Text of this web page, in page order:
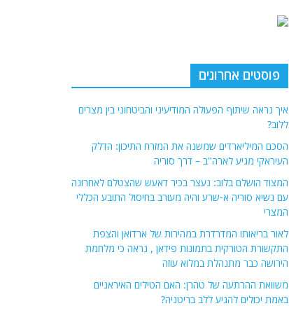
פוסטים אחרונים
איך נראה שיתוף הפעולה המודיעיני והביטחוני בין מצרים
ללוב?
הסכם המיליארדים שמשנה את המזרח התיכון: הדלק
העיראקי מגיע לארה"ב – דרך סוריה
המצוד הושלם בלוב: נעצר בכיר דאעש שהצטלם לאחרונה
עם נשיא סוריה א-שרע והיה מעורב בחיסול התובע הכללי
המצרי
לאור בריאותו המדרדרת במהירות של ארדואן והצפת
התקשורת הטורקית בתמונות פידאן , נראה כי מלחמת
הירושה כבר מתנהלת במלוא עוזה
משוואת ההרתעה של טהרן: האם הטילים האיראניים
באמת יכולים להגיע ללב בריטניה?